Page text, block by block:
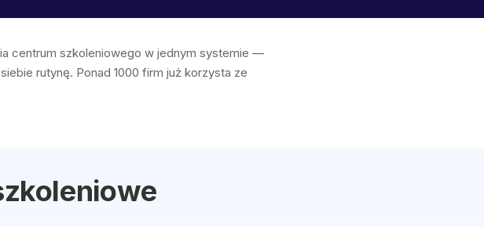
centrum szkoleniowego w jednym systemie —
rutynę. Ponad 1000 firm już korzysta ze